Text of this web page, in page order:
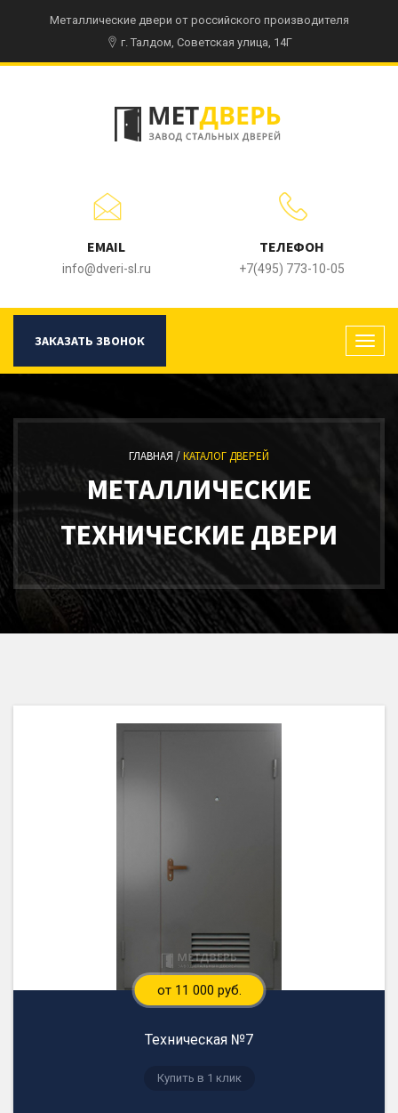
Металлические двери от российского производителя
г. Талдом, Советская улица, 14Г
EMAIL
info@dveri-sl.ru
ТЕЛЕФОН
+7(495) 773-10-05
ЗАКАЗАТЬ ЗВОНОК
ГЛАВНАЯ /КАТАЛОГ ДВЕРЕЙ
МЕТАЛЛИЧЕСКИЕ
ТЕХНИЧЕСКИЕ ДВЕРИ
от 11 000 руб.
Техническая №7
Купить в 1 клик